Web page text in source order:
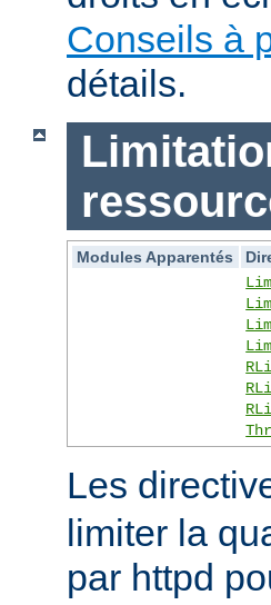
Conseils à
détails.
Modules Apparentés
Les
limiter la
par httpd